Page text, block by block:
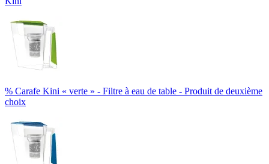
% Carafe Kini « verte » - Filtre à eau de table - Produit de deuxième
choix